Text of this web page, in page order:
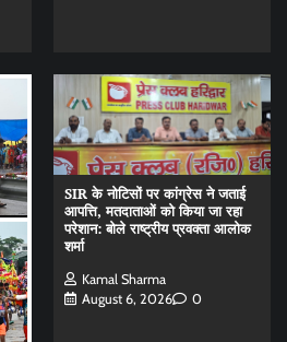
SIR के नोटिसों पर कांग्रेस ने जताई
आपत्ति, मतदाताओं को किया जा रहा
परेशान: बोले राष्ट्रीय प्रवक्ता आलोक
शर्मा
Kamal Sharma
August 6, 2026
0